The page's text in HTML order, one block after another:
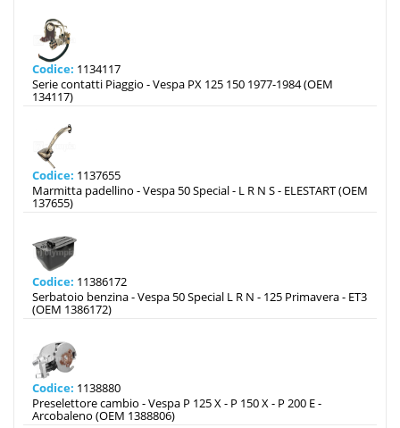
Codice: 1134117
Serie contatti Piaggio - Vespa PX 125 150 1977-1984 (OEM
134117)
Codice: 1137655
Marmitta padellino - Vespa 50 Special - L R N S - ELESTART (OEM
137655)
Codice: 11386172
Serbatoio benzina - Vespa 50 Special L R N - 125 Primavera - ET3
(OEM 1386172)
Codice: 1138880
Preselettore cambio - Vespa P 125 X - P 150 X - P 200 E -
Arcobaleno (OEM 1388806)